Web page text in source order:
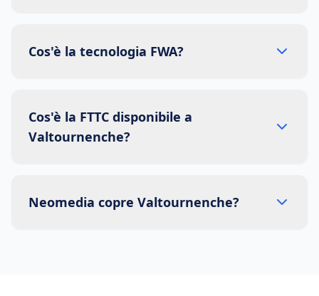
Cos'è la tecnologia FWA?
Cos'è la FTTC disponibile a
Valtournenche?
Neomedia copre Valtournenche?